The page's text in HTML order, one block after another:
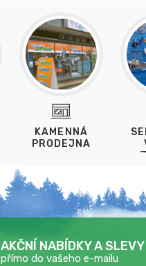
KAMENNÁ
PRODEJNA
AKČNÍ NABÍDKY A SLEVY
přímo do vašeho e-mailu